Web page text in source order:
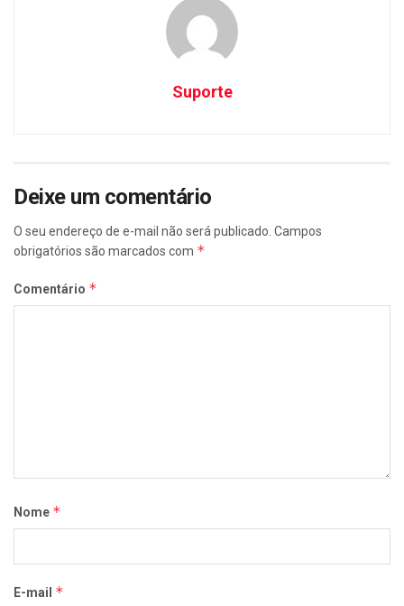
Suporte
Deixe um comentário
O seu endereço de e-mail não será publicado. Campos
obrigatórios são marcados com *
Comentário *
Nome *
E-mail *